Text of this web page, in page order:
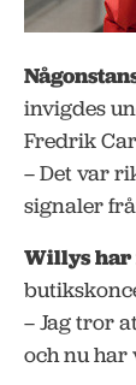
invigdes
Fredrik
– Det var
signaler
Willys har
– Jag tror
och nu har